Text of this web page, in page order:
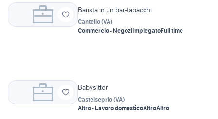
Barista in un bar-tabacchi
Cantello(VA)
Commercio - NegoziImpiegatoFull time
Babysitter
Castelseprio(VA)
Altro - Lavoro domesticoAltroAltro